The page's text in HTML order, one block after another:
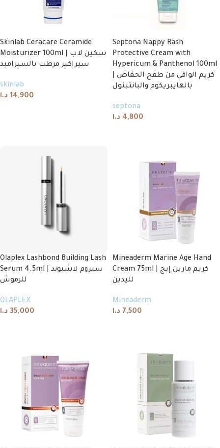
Skinlab Ceracare Ceramide
Moisturizer 100ml | سكين لاب
سيراكير مرطب بالسيراميد
skinlab
14,900 د.ا
Septona Nappy Rash
Protective Cream with
Hypericum & Panthenol 100ml
بالهايبريكوم والبانثينول
septona
4,800 د.ا
Olaplex Lashbond Building Lash
Serum 4.5ml | سيروم لاشبوند
للرموش
OLAPLEX
35,000 د.ا
Mineaderm Marine Age Hand
Cream 75ml | كريم مارين إيج
لليدين
Mineaderm
7,500 د.ا